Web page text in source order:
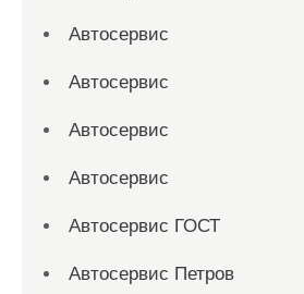
Автосервис
Автосервис
Автосервис
Автосервис
Автосервис ГОСТ
Автосервис Петров